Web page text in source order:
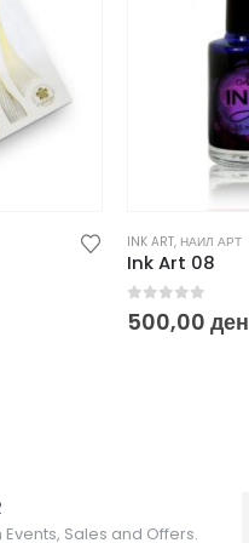
INK ART, НАИЛ АРТ
Ink Art 08
0out of 5
500,00 ден
Sales and Offers.